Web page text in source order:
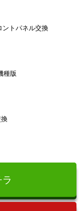
ントパネル交換
種版
換